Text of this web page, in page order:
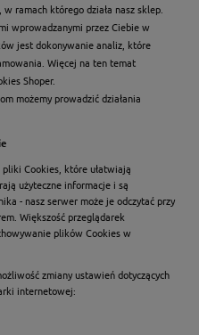
ramach którego działa nasz sklep.
wprowadzanymi przez Ciebie w
jest dokonywanie analiz, które
Więcej na ten temat
Shoper.
możemy prowadzić działania
Cookies, które ułatwiają
użyteczne informacje i są
- nasz serwer może je odczytać przy
Większość przeglądarek
plików Cookies w
zmiany ustawień dotyczących
internetowej: